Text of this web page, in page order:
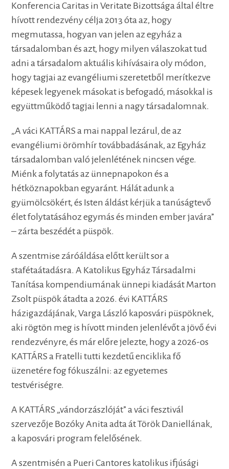
Konferencia Caritas in Veritate Bizottsága által éltre
hívott rendezvény célja 2013 óta az, hogy
megmutassa, hogyan van jelen az egyház a
társadalomban és azt, hogy milyen válaszokat tud
adni a társadalom aktuális kihívásaira oly módon,
hogy tagjai az evangéliumi szeretetből merítkezve
képesek legyenek másokat is befogadó, másokkal is
együttműködő tagjai lenni a nagy társadalomnak.
„A váci KATTÁRS a mai nappal lezárul, de az
evangéliumi örömhír továbbadásának, az Egyház
társadalomban való jelenlétének nincsen vége.
Miénk a folytatás az ünnepnapokon és a
hétköznapokban egyaránt. Hálát adunk a
gyümölcsökért, és Isten áldást kérjük a tanúságtevő
élet folytatásához egymás és minden ember javára”
– zárta beszédét a püspök.
A szentmise záróáldása előtt került sor a
stafétaátadásra. A Katolikus Egyház Társadalmi
Tanítása kompendiumának ünnepi kiadását Marton
Zsolt püspök átadta a 2026. évi KATTÁRS
házigazdájának, Varga László kaposvári püspöknek,
aki rögtön meg is hívott minden jelenlévőt a jövő évi
rendezvényre, és már előre jelezte, hogy a 2026-os
KATTÁRS a Fratelli tutti kezdetű enciklika fő
üzenetére fog fókuszálni: az egyetemes
testvériségre.
A KATTÁRS „vándorzászlóját” a váci fesztivál
szervezője Bozóky Anita adta át Török Daniellának,
a kaposvári program felelősének.
A szentmisén a Pueri Cantores katolikus ifjúsági